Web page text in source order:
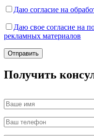
Даю согласие на
Даю свое согласие на
рекламных материалов
Получить